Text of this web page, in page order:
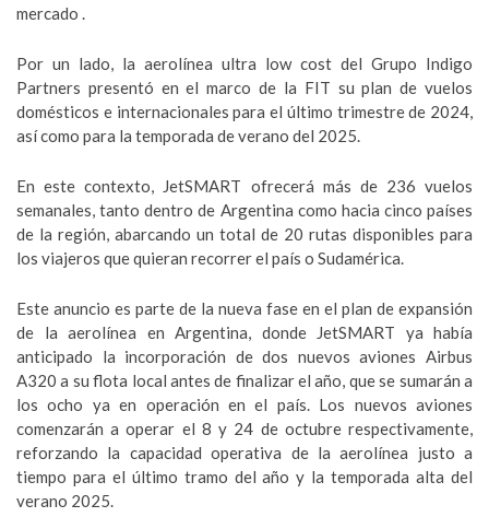
mercado .
Por un lado, la aerolínea ultra low cost del Grupo Indigo
Partners presentó en el marco de la FIT su plan de vuelos
domésticos e internacionales para el último trimestre de 2024,
así como para la temporada de verano del 2025.
En este contexto, JetSMART ofrecerá más de 236 vuelos
semanales, tanto dentro de Argentina como hacia cinco países
de la región, abarcando un total de 20 rutas disponibles para
los viajeros que quieran recorrer el país o Sudamérica.
Este anuncio es parte de la nueva fase en el plan de expansión
de la aerolínea en Argentina, donde JetSMART ya había
anticipado la incorporación de dos nuevos aviones Airbus
A320 a su flota local antes de finalizar el año, que se sumarán a
los ocho ya en operación en el país. Los nuevos aviones
comenzarán a operar el 8 y 24 de octubre respectivamente,
reforzando la capacidad operativa de la aerolínea justo a
tiempo para el último tramo del año y la temporada alta del
verano 2025.